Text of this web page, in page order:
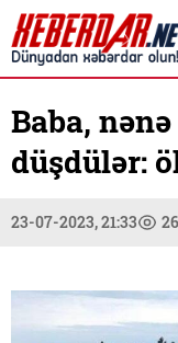
Baba,
düşdülər:
23-07-2023, 21:33